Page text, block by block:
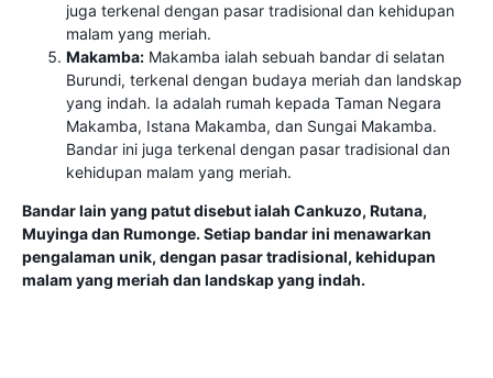
juga terkenal dengan pasar tradisional dan kehidupan
malam yang meriah.
Makamba: Makamba ialah sebuah bandar di selatan
Burundi, terkenal dengan budaya meriah dan landskap
yang indah. Ia adalah rumah kepada Taman Negara
Makamba, Istana Makamba, dan Sungai Makamba.
Bandar ini juga terkenal dengan pasar tradisional dan
kehidupan malam yang meriah.
Bandar lain yang patut disebut ialah Cankuzo, Rutana,
Muyinga dan Rumonge. Setiap bandar ini menawarkan
pengalaman unik, dengan pasar tradisional, kehidupan
malam yang meriah dan landskap yang indah.